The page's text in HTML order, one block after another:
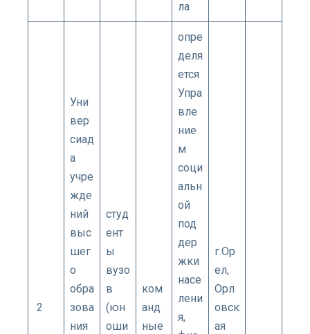
ла
2
Уни
вер
сиад
а
учре
жде
ний
выс
шег
о
обра
зова
ния
студ
ент
ы
вузо
в
(юн
оши
ком
анд
ные
опре
деля
ется
Упра
вле
ние
м
соци
альн
ой
под
дер
жки
насе
лени
я,
г.Ор
ел,
Орл
овск
ая